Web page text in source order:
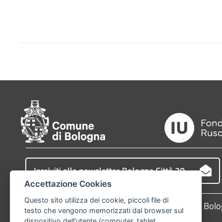
Iscriviti alla newsletter Bologna Città 30
Comune di Bologna, Piazza Maggiore, 6 - 40124
Accettazione Cookies
Questo sito utilizza dei cookie, piccoli file di
testo che vengono memorizzati dal browser sul